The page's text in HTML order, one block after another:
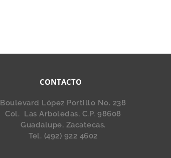
CONTACTO
Boulevard López Portillo No. 238
Col. Las Arboledas, C.P. 98608
Guadalupe, Zacatecas.
Tel. (492) 922 4602